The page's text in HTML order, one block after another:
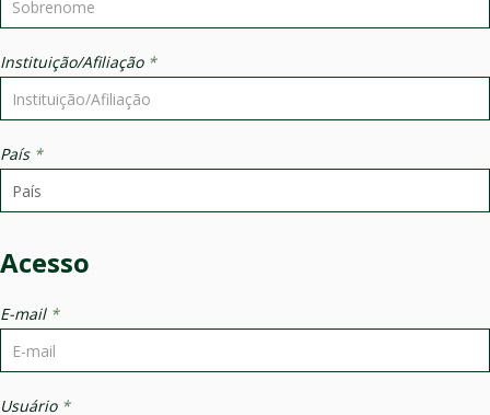
Instituição/Afiliação *
País *
Acesso
E-mail *
Usuário *